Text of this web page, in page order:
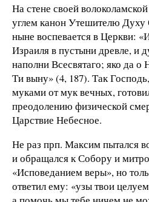
На стене своей
углем канон Утешителю Духу
ныне воспевается в Церкви:
Израиля в пустыни древле,
наполни Всесвятаго; яко да
Ти выну» (4, 187). Так
муками от мук вечных,
преодолению физической
Царствие Небесное.
Не раз прп. Максим пытался
и обращался к Собору и
«Исповеданием веры», но
ответил ему: «узы твои